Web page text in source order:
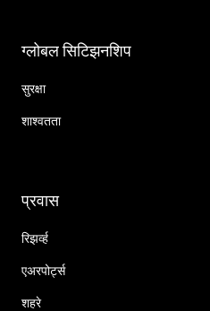
ग्लोबल सिटिझनशिप
सुरक्षा
शाश्वतता
प्रवास
रिझर्व्ह
एअरपोर्ट्स
शहरे